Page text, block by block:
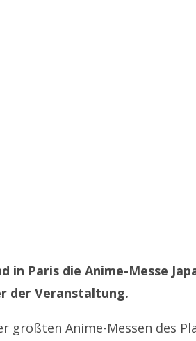
in Paris die Anime-Messe
der Veranstaltung.
größten Anime-Messen des